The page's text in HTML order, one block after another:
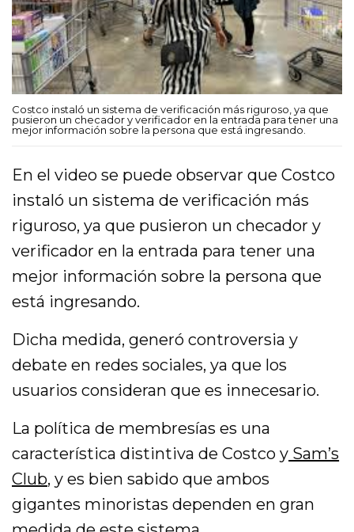
Costco instaló un sistema de verificación más riguroso, ya que
pusieron un checador y verificador en la entrada para tener una
mejor información sobre la persona que está ingresando.
En el video se puede observar que Costco
instaló un sistema de verificación más
riguroso, ya que pusieron un checador y
verificador en la entrada para tener una
mejor información sobre la persona que
está ingresando.
Dicha medida, generó controversia y
debate en redes sociales, ya que los
usuarios consideran que es innecesario.
La política de membresías es una
característica distintiva de Costco y Sam’s
Club, y es bien sabido que ambos
gigantes minoristas dependen en gran